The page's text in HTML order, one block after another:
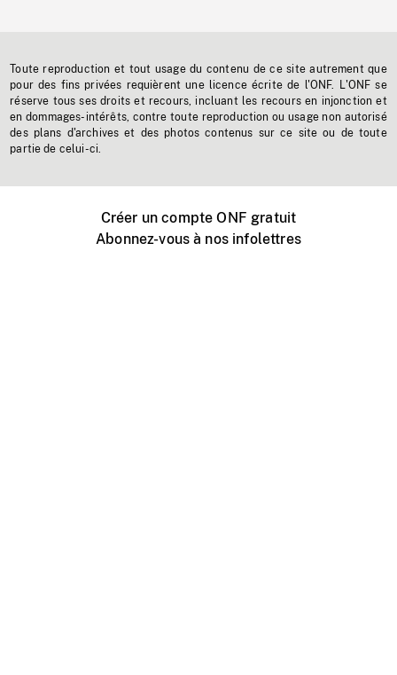
Toute reproduction et tout usage du contenu de ce site autrement que
pour des fins privées requièrent une licence écrite de l'ONF. L'ONF se
réserve tous ses droits et recours, incluant les recours en injonction et
en dommages-intérêts, contre toute reproduction ou usage non autorisé
des plans d'archives et des photos contenus sur ce site ou de toute
partie de celui-ci.
Créer un compte ONF gratuit
Abonnez-vous à nos infolettres